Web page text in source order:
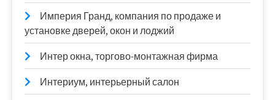
Империя Гранд, компания по продаже и
установке дверей, окон и лоджий
Интер окна, торгово-монтажная фирма
Интериум, интерьерный салон